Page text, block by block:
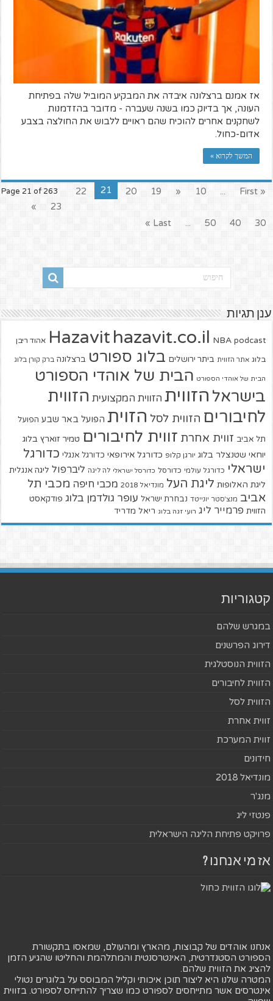
אז אמנם ברצלונה איבדה את המבקיע המוביל שלה בפתיחת
העונה, אך בדיוק כמו בשנה שעברה - מדובר בהזדמנות
לשחקנים אחרים להוכיח שהם ראויים ללבוש את החולצה בצבע
אדום-כחול.
המשך לקרוא »
Page 21 of 263 « First
...
10
«
19
20
21
22
23
»
30
40
50
...
Last »
ענן תגיות
Hazavit hazavit.co.il NBA podcast אהוד ריבן
בלוג אתר הזווית ביתר ירושלים בלוג ספורט ברצלונה ברק קורן בלוג
הבית של אוהדי הספורט הבית של אוהדי הספורט
בישראל הזווית הזווית המקצועית הזווית
לחיבורים הזווית לסל הזוית הפועל באר שבע הפועל
תל אביב זווית אחרת זווית לחיבורים טמיר זוארץ בלוג
יוחאי שטנצלר בלוג יורגן קלופ כדורגל אירופאי כדורגל אנגלי כדורגל
ישראלי כדורגל עולמי כדורסל כדורסל ישראלי לה ליגה ליברפול ליגה אנגלית
ליגת האלופות ליגת העל מונדיאל 2018 מכבי חיפה מכבי תל
אביב מנצ'סטר יונייטד נבחרת ישראל עופר גולדמן בלוג פודקאסט
הזווית פרמייר ליג רועי זגה בלוג ריאל מדריד
קטגוריות
במגרש שלהם
דירוג הפרשנים
הזווית הנוסטלגית
הזווית לחיבורים
הזווית לסל
זווית אחרת
זווית המערכת
חידונים
מונדיאל 2018
מנג'ר
פנטזי ליג
פרויקט פתיחת הליגה הישראלית
אז מי אנחנו ?
אנחנו אוהדים של קבוצות, מהארץ ומהעולם, שמאסו בתקשורת
הספורט הסטנדרטית, האינטרסנטית והמתלהמת והחליטו שהגיע הזמן
להציג את הזווית שלהם.
המטרה שלנו היא ליצור תוכן איכותי וקליל המבוסס על בלוגרים נטולי
אינטרסים אשר מתייחסים לספורט כמו שצריך להתייחס לספורט. בזווית